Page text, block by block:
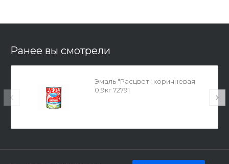
Ранее вы смотрели
Эмаль "Расцвет" коричневая
0,9кг 72791